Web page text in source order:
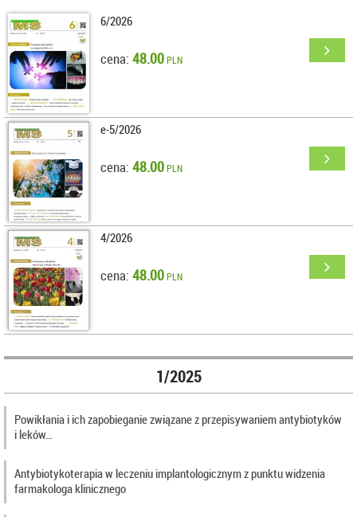
6/2026
cena: 48.00PLN
e-5/2026
cena: 48.00PLN
4/2026
cena: 48.00PLN
1/2025
Powikłania i ich zapobieganie związane z przepisywaniem antybiotyków
i leków…
Antybiotykoterapia w leczeniu implantologicznym z punktu widzenia
farmakologa klinicznego